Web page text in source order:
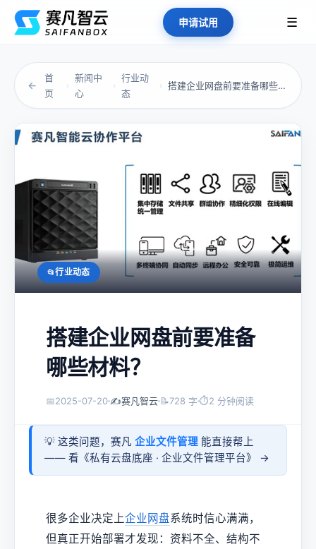
申请试用 ☰
←
首
页
›
新闻中
心
›
行业动
态
› 搭建企业网盘前要准备哪些材料？
行业动态
搭建企业网盘前要准备
哪些材料？
📅2025-07-20 ✍️赛凡智云 📝728 字 ⏱2 分钟阅读
💡 这类问题，赛凡 企业文件管理 能直接帮上
—— 看《私有云盘底座 · 企业文件管理平台》 →
很多企业决定上企业网盘系统时信心满满，
但真正开始部署才发现：资料不全、结构不